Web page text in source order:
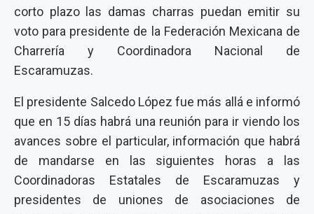
corto plazo las damas charras puedan emitir su
voto para presidente de la Federación Mexicana de
Charrería y Coordinadora Nacional de
Escaramuzas.
El presidente Salcedo López fue más allá e informó
que en 15 días habrá una reunión para ir viendo los
avances sobre el particular, información que habrá
de mandarse en las siguientes horas a las
Coordinadoras Estatales de Escaramuzas y
presidentes de uniones de asociaciones de